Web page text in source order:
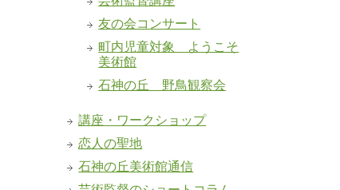
友の会コンサート
町内児童対象 ようこそ
美術館
石神の丘 野鳥観察会
講座・ワークショップ
恋人の聖地
石神の丘美術館通信